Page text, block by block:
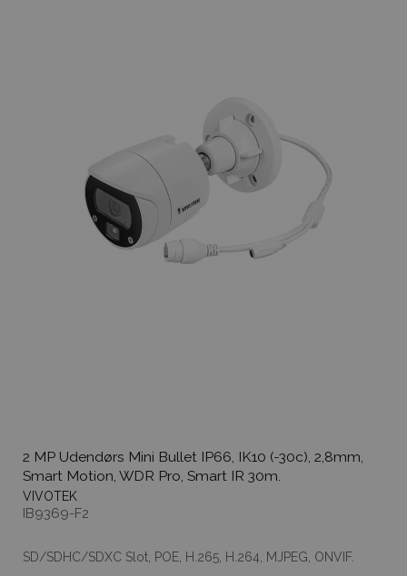
2 MP Udendørs Mini Bullet IP66, IK10 (-30c), 2,8mm,
Smart Motion, WDR Pro, Smart IR 30m.
VIVOTEK
IB9369-F2
SD/SDHC/SDXC Slot, POE, H.265, H.264, MJPEG, ONVIF.